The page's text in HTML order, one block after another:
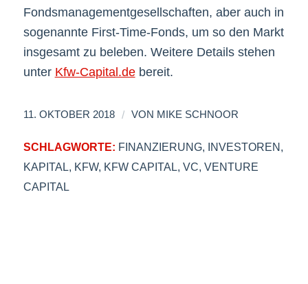
Fondsmanagementgesellschaften, aber auch in
sogenannte First-Time-Fonds, um so den Markt
insgesamt zu beleben. Weitere Details stehen
unter Kfw-Capital.debereit.
11. OKTOBER 2018 / VON MIKE SCHNOOR
SCHLAGWORTE: FINANZIERUNG, INVESTOREN,
KAPITAL, KFW, KFW CAPITAL, VC, VENTURE
CAPITAL